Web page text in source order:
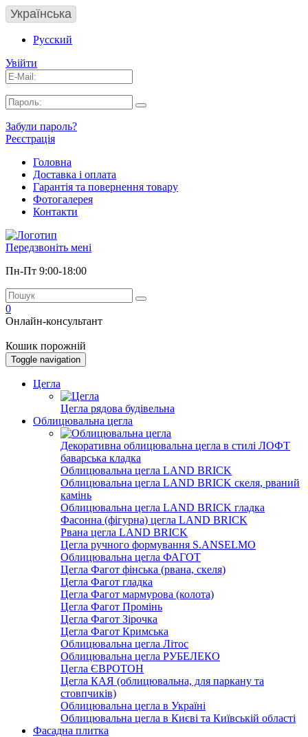
Українська
Русский
Увійти
Забули пароль?
Реєстрація
Головна
Доставка і оплата
Гарантія та повернення товару
Фотогалерея
Контакти
Передзвоніть мені
Пн-Пт 9:00-18:00
0
Онлайн-консультант
Кошик порожній
Toggle navigation
Цегла
Цегла рядова будівельна
Облицювальна цегла
Декоративна облицювальна цегла в стилі ЛОФТ
баварська кладка
Облицювальна цегла LAND BRICK
Облицювальна цегла LAND BRICK скеля, рваний
камінь
Облицювальна цегла LAND BRICK гладка
Фасонна (фігурна) цегла LAND BRICK
Рвана цегла LAND BRICK
Цегла ручного формування S.ANSELMO
Облицювальна цегла ФАГОТ
Цегла Фагот фінська (рвана, скеля)
Цегла Фагот гладка
Цегла Фагот мармурова (колота)
Цегла Фагот Промінь
Цегла Фагот Зірочка
Цегла Фагот Кримська
Облицювальна цегла Літос
Облицювальна цегла РУБЕЛЕКО
Цегла ЄВРОТОН
Цегла КАЯ (облицювальна, для паркану та
стовпчиків)
Облицювальна цегла в Україні
Облицювальна цегла в Києві та Київській області
Фасадна плитка